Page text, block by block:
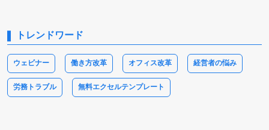
トレンドワード
ウェビナー 働き方改革 オフィス改革 経営者の悩み
労務トラブル 無料エクセルテンプレート